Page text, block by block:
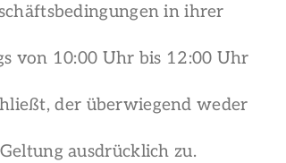
in ihrer
von 10:00 Uhr bis 12:00 Uhr
der überwiegend weder
ausdrücklich zu.